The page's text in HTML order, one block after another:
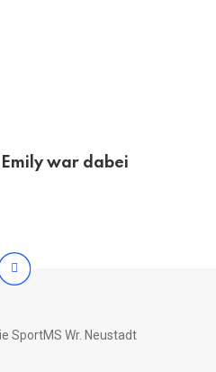
war dabei
SportMS Wr. Neustadt